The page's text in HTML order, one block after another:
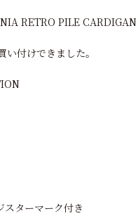
RETRO PILE CARDIGAN
付けできました。
スターマーク付き